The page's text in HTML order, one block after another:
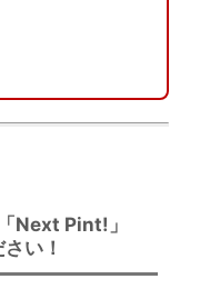
Next Pint!」
い！